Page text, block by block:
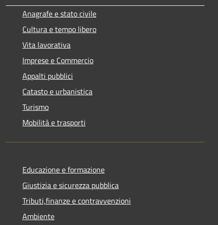
Anagrafe e stato civile
Cultura e tempo libero
Vita lavorativa
Imprese e Commercio
Appalti pubblici
Catasto e urbanistica
Turismo
Mobilità e trasporti
Educazione e formazione
Giustizia e sicurezza pubblica
Tributi,finanze e contravvenzioni
Ambiente